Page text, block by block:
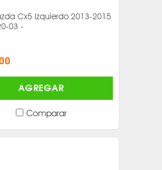
Cx5 Izquierdo 2013-2015
03 -
AGREGAR
Comparar